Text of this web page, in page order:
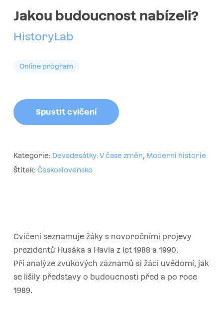
Jakou budoucnost nabízeli?
HistoryLab
Online program
Spustit cvičení
Kategorie: Devadesátky: V čase změn, Moderní historie
Štítek: Československo
Cvičení seznamuje žáky s novoročními projevy
prezidentů Husáka a Havla z let 1988 a 1990.
Při analýze zvukových záznamů si žáci uvědomí, jak
se lišily představy o budoucnosti před a po roce
1989.